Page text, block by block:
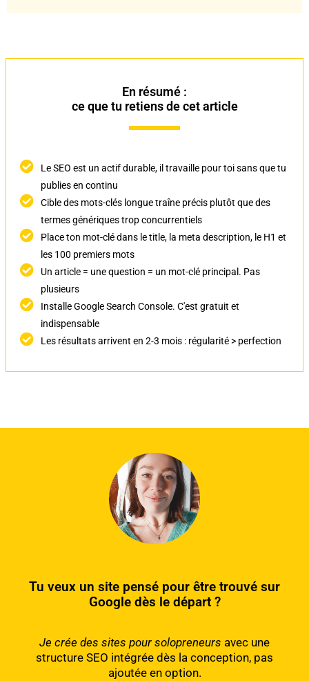
En résumé :
ce que tu retiens de cet article
Le SEO est un actif durable, il travaille pour toi sans que tu
publies en continu
Cible des mots-clés longue traîne précis plutôt que des
termes génériques trop concurrentiels
Place ton mot-clé dans le title, la meta description, le H1 et
les 100 premiers mots
Un article = une question = un mot-clé principal. Pas
plusieurs
Installe Google Search Console. C'est gratuit et
indispensable
Les résultats arrivent en 2-3 mois : régularité > perfection
Tu veux un site pensé pour être trouvé sur
Google dès le départ ?
Je crée des sites pour solopreneurs avec une
structure SEO intégrée dès la conception, pas
ajoutée en option.